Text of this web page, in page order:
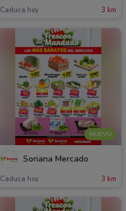
Caduca hoy 3 km
NUEVO
Soriana Mercado
Caduca hoy 3 km